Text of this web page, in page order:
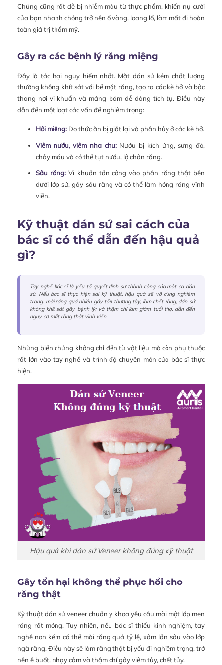
Chúng cũng rất dễ bị nhiễm màu từ thực phẩm, khiến nụ cười
của bạn nhanh chóng trở nên ố vàng, loang lổ, làm mất đi hoàn
toàn giá trị thẩm mỹ.
Gây ra các bệnh lý răng miệng
Đây là tác hại nguy hiểm nhất. Mặt dán sứ kém chất lượng
thường không khít sát với bề mặt răng, tạo ra các kẽ hở và bậc
thang nơi vi khuẩn và mảng bám dễ dàng tích tụ. Điều này
dẫn đến một loạt các vấn đề nghiêm trọng:
Hôi miệng:Do thức ăn bị giắt lại và phân hủy ở các kẽ hở.
Viêm nướu, viêm nha chu:Nướu bị kích ứng, sưng đỏ,
chảy máu và có thể tụt nướu, lộ chân răng.
Sâu răng: Vi khuẩn tấn công vào phần răng thật bên
dưới lớp sứ, gây sâu răng và có thể làm hỏng răng vĩnh
viễn.
Kỹ thuật dán sứ sai cách của
bác sĩ có thể dẫn đến hậu quả
gì?
Tay nghề bác sĩ là yếu tố quyết định sự thành công của một ca dán
sứ. Nếu bác sĩ thực hiện sai kỹ thuật, hậu quả sẽ vô cùng nghiêm
trọng: mài răng quá nhiều gây tổn thương tủy, làm chết răng; dán sứ
không khít sát gây bệnh lý; và thậm chí làm giảm tuổi thọ, dẫn đến
nguy cơ mất răng thật vĩnh viễn.
Những biến chứng không chỉ đến từ vật liệu mà còn phụ thuộc
rất lớn vào tay nghề và trình độ chuyên môn của bác sĩ thực
hiện.
Hậu quả khi dán sứ Veneer không đúng kỹ thuật
Gây tổn hại không thể phục hồi cho
răng thật
Kỹ thuật dán sứ veneer chuẩn y khoa yêu cầu mài một lớp men
răng rất mỏng. Tuy nhiên, nếu bác sĩ thiếu kinh nghiệm, tay
nghề non kém có thể mài răng quá tỷ lệ, xâm lấn sâu vào lớp
ngà răng. Điều này sẽ làm răng thật bị yếu đi nghiêm trọng, trở
nên ê buốt, nhạy cảm và thậm chí gây viêm tủy, chết tủy.